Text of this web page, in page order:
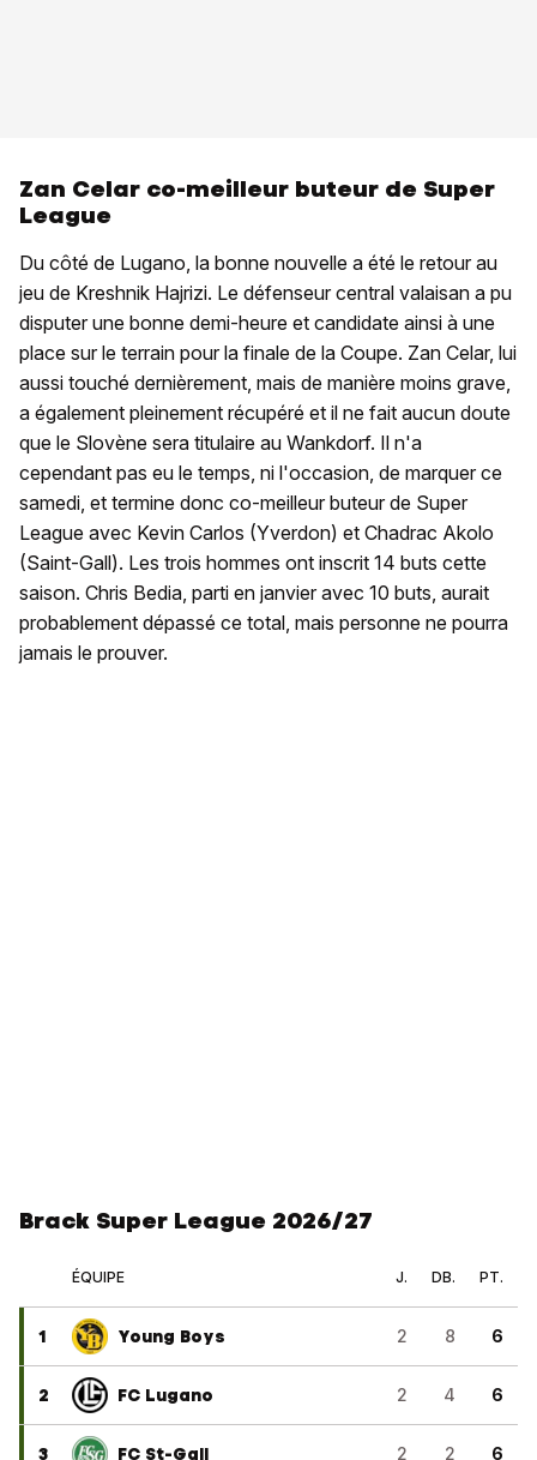
Zan Celar co-meilleur buteur de Super
League
Du côté de Lugano, la bonne nouvelle a été le retour au
jeu de Kreshnik Hajrizi. Le défenseur central valaisan a pu
disputer une bonne demi-heure et candidate ainsi à une
place sur le terrain pour la finale de la Coupe. Zan Celar, lui
aussi touché dernièrement, mais de manière moins grave,
a également pleinement récupéré et il ne fait aucun doute
que le Slovène sera titulaire au Wankdorf. Il n'a
cependant pas eu le temps, ni l'occasion, de marquer ce
samedi, et termine donc co-meilleur buteur de Super
League avec Kevin Carlos (Yverdon) et Chadrac Akolo
(Saint-Gall). Les trois hommes ont inscrit 14 buts cette
saison. Chris Bedia, parti en janvier avec 10 buts, aurait
probablement dépassé ce total, mais personne ne pourra
jamais le prouver.
Brack Super League 2026/27
ÉQUIPE J. DB. PT.
1 Young Boys 2 8 6
2 FC Lugano 2 4 6
3 FC St-Gall 2 2 6